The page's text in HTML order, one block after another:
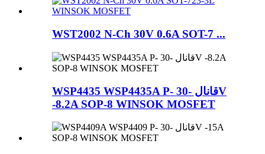
WST2002 N-Ch 30V 0.6A SOT-7 ...
WSP4435 WSP4435A P- قانال -30V
-8.2A SOP-8 WINSOK MOSFET